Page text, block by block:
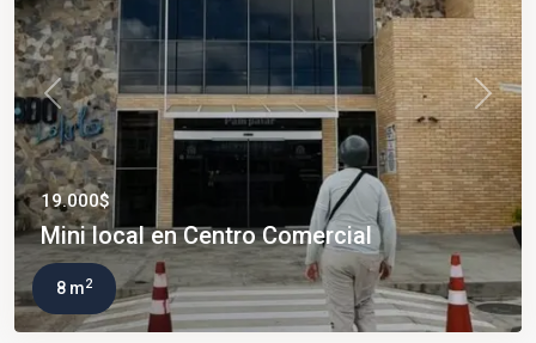
Previous Next
19.000$
Mini local en Centro Comercial
8 m2